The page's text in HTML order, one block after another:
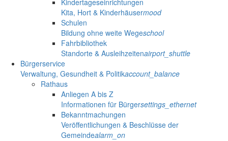
Kindertageseinrichtungen
Kita, Hort & Kinderhäusermood
Schulen
Bildung ohne weite Wegeschool
Fahrbibliothek
Standorte & Ausleihzeitenairport_shuttle
Bürgerservice
Verwaltung, Gesundheit & Politikaccount_balance
Rathaus
Anliegen A bis Z
Informationen für Bürgersettings_ethernet
Bekanntmachungen
Veröffentlichungen & Beschlüsse der
Gemeindealarm_on